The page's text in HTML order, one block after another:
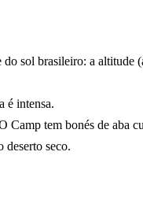
do sol brasileiro: a
é intensa.
Camp tem bonés de aba
deserto seco.